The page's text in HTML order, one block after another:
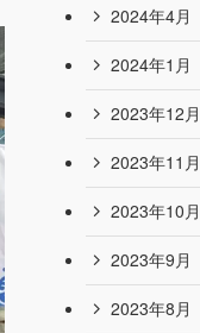
2024年12月
2024年11月
2024年10月
2024年9月
2024年8月
2024年7月
2024年6月